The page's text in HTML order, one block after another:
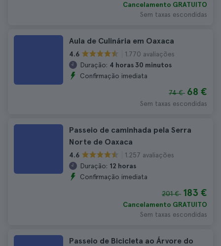
Cancelamento GRATUITO
Sem taxas escondidas
Aula de Culinária em Oaxaca
4.6
1.770 avaliações
Duração: 4 horas 30 minutos
Confirmação imediata
74 € 68 €
Sem taxas escondidas
Passeio de caminhada pela Serra
Norte de Oaxaca
4.6
1.257 avaliações
Duração: 12 horas
Confirmação imediata
201 € 183 €
Cancelamento GRATUITO
Sem taxas escondidas
Passeio de Bicicleta ao Árvore do